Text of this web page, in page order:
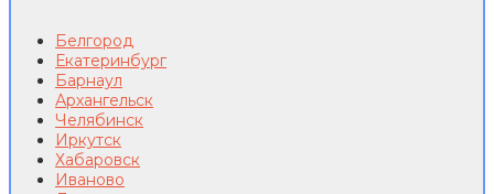
Белгород
Екатеринбург
Барнаул
Архангельск
Челябинск
Иркутск
Хабаровск
Иваново